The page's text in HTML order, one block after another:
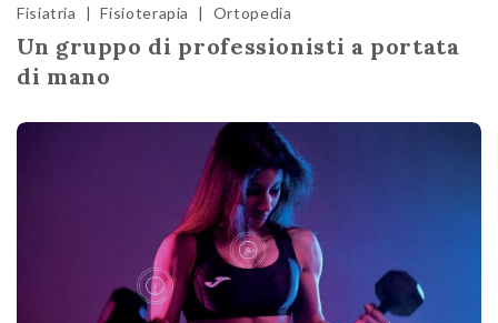
Fisiatria | Fisioterapia | Ortopedia
Un gruppo di professionisti a portata
di mano